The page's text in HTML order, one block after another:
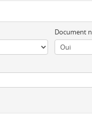
Document